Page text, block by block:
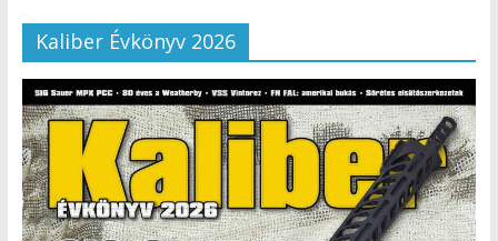
Kaliber Évkönyv 2026